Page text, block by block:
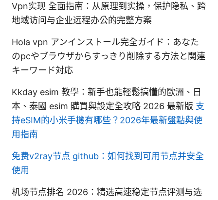
Vpn实现 全面指南：从原理到实操，保护隐私、跨
地域访问与企业远程办公的完整方案
Hola vpn アンインストール完全ガイド：あなた
のpcやブラウザからすっきり削除する方法と関連
キーワード対応
Kkday esim 教學：新手也能輕鬆搞懂的歐洲、日
本、泰國 esim 購買與設定全攻略 2026 最新版 支
持eSIM的小米手機有哪些？2026年最新盤點與使
用指南
免费v2ray节点 github：如何找到可用节点并安全
使用
机场节点排名 2026：精选高速稳定节点评测与选